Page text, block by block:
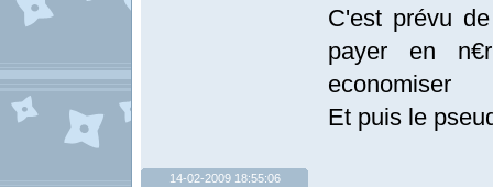
C'est prévu
payer en
economiser
Et puis le
14-02-2009 18:55:06